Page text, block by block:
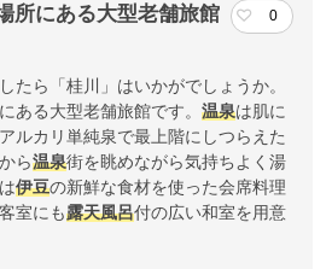
所にある大型老舗旅館
0
たら「桂川」はいかがでしょうか。
ある大型老舗旅館です。 温泉は肌に
ルカリ単純泉で最上階にしつらえた
から温泉街を眺めながら気持ちよく湯
伊豆の新鮮な食材を使った会席料理
室にも露天風呂付の広い和室を用意